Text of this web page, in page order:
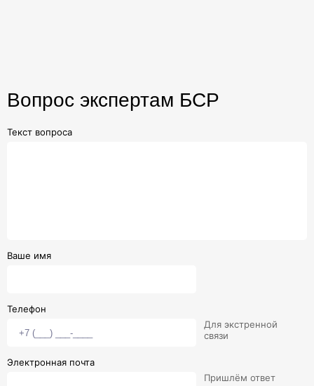
Вопрос экспертам БСР
Текст вопроса
Ваше имя
Телефон
Для экстренной
связи
Электронная почта
Пришлём ответ